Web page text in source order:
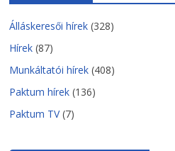
Álláskeresői hírek (328)
Hírek (87)
Munkáltatói hírek (408)
Paktum hírek (136)
Paktum TV(7)